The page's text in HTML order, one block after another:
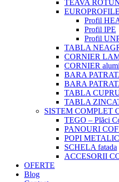
TEAVA
Profil
Profil IPE
Profil
TABLA
CORNIER
CORNIER
BARA
BARA
TABLA
TABLA
SISTEM COMPLET
TEGO – Plăci
PANOURI
POPI
SCHELA fatada
ACCESORII
OFERTE
Blog